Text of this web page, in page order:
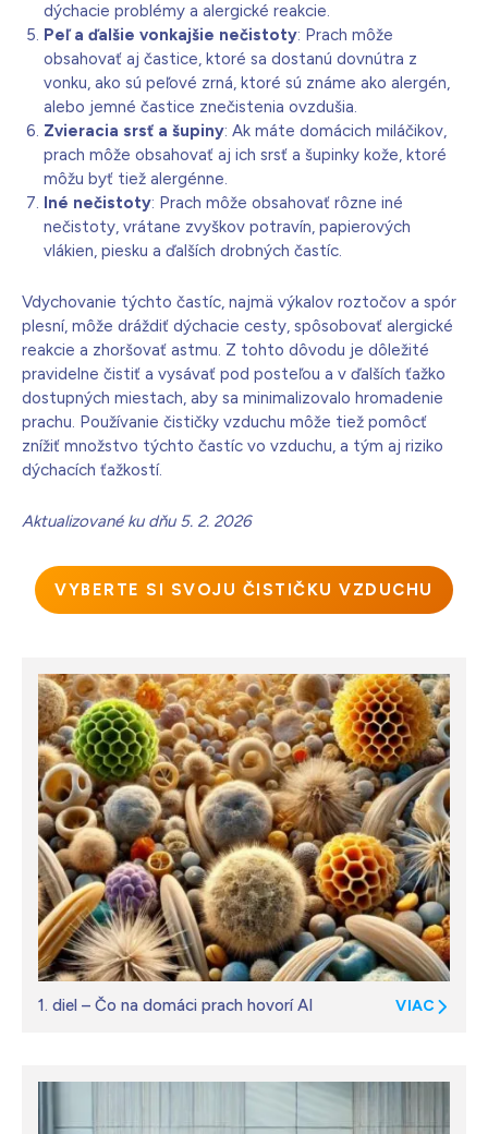
dýchacie problémy a alergické reakcie.
Peľ a ďalšie vonkajšie nečistoty: Prach môže
obsahovať aj častice, ktoré sa dostanú dovnútra z
vonku, ako sú peľové zrná, ktoré sú známe ako alergén,
alebo jemné častice znečistenia ovzdušia.
Zvieracia srsť a šupiny: Ak máte domácich miláčikov,
prach môže obsahovať aj ich srsť a šupinky kože, ktoré
môžu byť tiež alergénne.
Iné nečistoty: Prach môže obsahovať rôzne iné
nečistoty, vrátane zvyškov potravín, papierových
vlákien, piesku a ďalších drobných častíc.
Vdychovanie týchto častíc, najmä výkalov roztočov a spór
plesní, môže dráždiť dýchacie cesty, spôsobovať alergické
reakcie a zhoršovať astmu. Z tohto dôvodu je dôležité
pravidelne čistiť a vysávať pod posteľou a v ďalších ťažko
dostupných miestach, aby sa minimalizovalo hromadenie
prachu. Používanie čističky vzduchu môže tiež pomôcť
znížiť množstvo týchto častíc vo vzduchu, a tým aj riziko
dýchacích ťažkostí.
Aktualizované ku dňu 5. 2. 2026
VYBERTE SI SVOJU ČISTIČKU VZDUCHU
1. diel – Čo na domáci prach hovorí AI VIAC